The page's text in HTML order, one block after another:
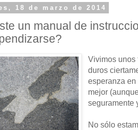
18 de marzo de 2014
un manual de
Vivimos unos
duros
esperanza
mejor
seguramente
No sólo